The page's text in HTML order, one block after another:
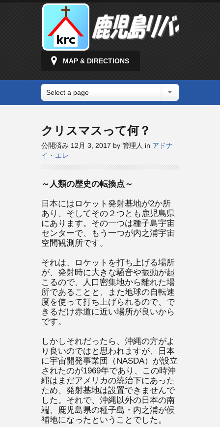
MAP & DIRECTIONS
Select a page
クリスマスって何？
公開済み 12月 3, 2017 by 管理人 in アドナ
イ・エレ
～人類の歴史の転換点～
日本にはロケット発射基地が2か所
あり、そしてその２つとも鹿児島県
にあります。その一つは種子島宇宙
センターで、もう一つが内之浦宇宙
空間観測所です。
それは、ロケットを打ち上げる場所
が、発射時に大きな騒音や振動が起
こるので、人口密集地から離れた場
所であることと、また地球の自転速
度を使って打ち上げられるので、で
きるだけ赤道に近い場所が良いから
です。
しかしそれだったら、沖縄の方がよ
り良いのではと思われますが、日本
に宇宙開発事業団（NASDA）が設立
されたのが1969年であり、この時沖
縄はまだアメリカの統治下にあった
ため、発射基地は設置できませんで
した。それで、沖縄以外の日本の南
端、鹿児島県の種子島・内之浦が候
補地になったということでした。